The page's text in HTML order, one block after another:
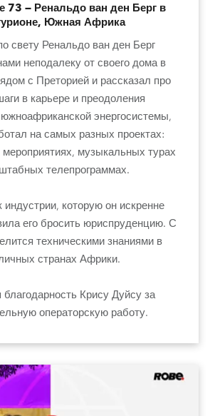
73 — Ренальдо ван ден Берг в
Южная Африка
свету Ренальдо ван ден Берг
неподалеку от своего дома в
с Преторией и рассказал про
в карьере и преодоления
энергосистемы,
на самых разных проектах:
мероприятиях, музыкальных турах
телепрограммах.
индустрии, которую он искренне
его бросить юриспруденцию. С
техническими знаниями в
странах Африки.
Крису Дуйсу за
операторскую работу.